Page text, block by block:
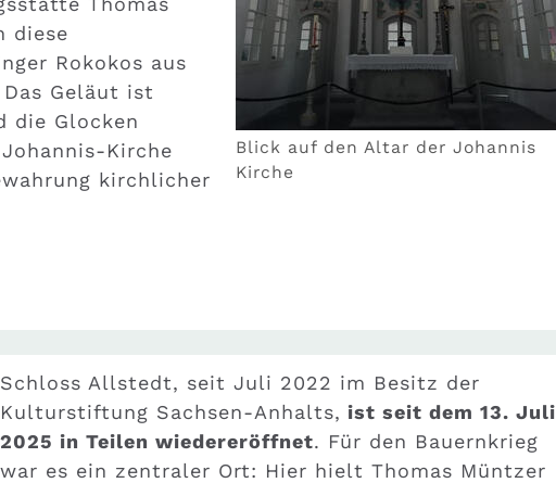
Blick auf den Altar der Johannis
Kirche
diese
Rokokos aus
Geläut ist
die Glocken
Kirche
kirchlicher
Schloss Allstedt, seit Juli 2022 im Besitz der
Kulturstiftung Sachsen-Anhalts, ist seit dem 13. Juli
2025 in Teilen wiedereröffnet. Für den Bauernkrieg
war es ein zentraler Ort: Hier hielt Thomas Müntzer